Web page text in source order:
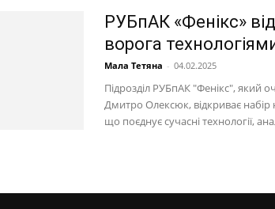
РУБпАК «Фенікс»
ворога
Мала Тетяна - 04.02.2025
Підрозділ РУБпАК "Фенікс", який
Дмитро Олексюк, відкриває набір
що поєднує сучасні технології,